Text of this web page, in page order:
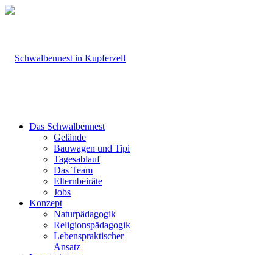
Das Schwalbennest
Gelände
Bauwagen und Tipi
Tagesablauf
Das Team
Elternbeiräte
Jobs
Konzept
Naturpädagogik
Religionspädagogik
Lebenspraktischer
Ansatz